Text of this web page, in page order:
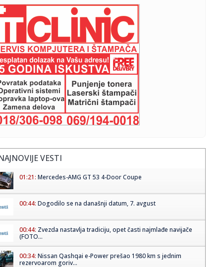
VESTI
01:21: Mercedes-AMG GT 53 4-Door Coupe
00:44: Dogodilo se na današnji datum, 7. avgust
00:44: Zvezda nastavlja tradiciju, opet časti najmlađe navijače
(FOTO...
00:34: Nissan Qashqai e-Power prešao 1980 km s jednim
rezervoarom goriv...